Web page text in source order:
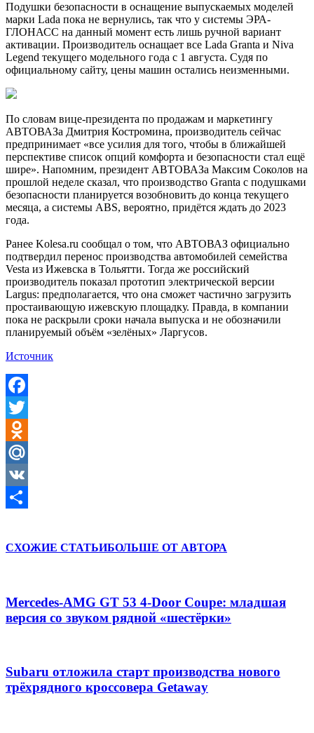
Подушки безопасности в оснащение выпускаемых моделей
марки Lada пока не вернулись, так что у системы ЭРА-
ГЛОНАСС на данный момент есть лишь ручной вариант
активации. Производитель оснащает все Lada Granta и Niva
Legend текущего модельного года с 1 августа. Судя по
официальному сайту, цены машин остались неизменными.
По словам вице-президента по продажам и маркетингу
АВТОВАЗа Дмитрия Костромина, производитель сейчас
предпринимает «все усилия для того, чтобы в ближайшей
перспективе список опций комфорта и безопасности стал ещё
шире». Напомним, президент АВТОВАЗа Максим Соколов на
прошлой неделе сказал, что производство Granta с подушками
безопасности планируется возобновить до конца текущего
месяца, а системы ABS, вероятно, придётся ждать до 2023
года.
Ранее Kolesa.ru сообщал о том, что АВТОВАЗ официально
подтвердил перенос производства автомобилей семейства
Vesta из Ижевска в Тольятти. Тогда же российский
производитель показал прототип электрической версии
Largus: предполагается, что она сможет частично загрузить
простаивающую ижевскую площадку. Правда, в компании
пока не раскрыли сроки начала выпуска и не обозначили
планируемый объём «зелёных» Ларгусов.
Источник
Facebook
Twitter
Odnoklassniki
Mail.Ru
VK
СХОЖИЕ СТАТЬИБОЛЬШЕ ОТ АВТОРА
Mercedes-AMG GT 53 4-Door Coupe: младшая
версия со звуком рядной «шестёрки»
Subaru отложила старт производства нового
трёхрядного кроссовера Getaway